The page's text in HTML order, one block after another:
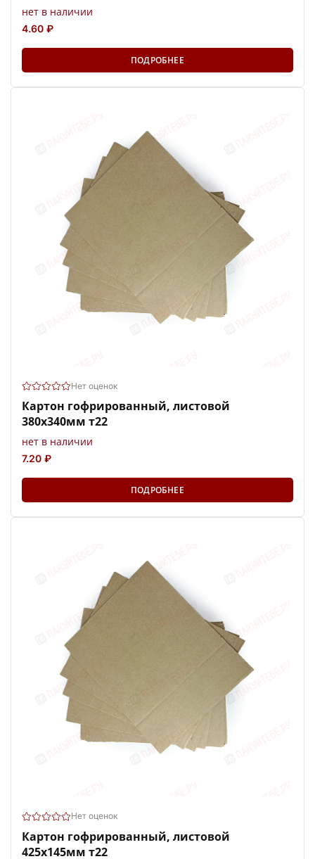
нет в наличии
4.60 ₽
ПОДРОБНЕЕ
Нет оценок
Картон гофрированный, листовой
380х340мм т22
нет в наличии
7.20 ₽
ПОДРОБНЕЕ
Нет оценок
Картон гофрированный, листовой
425х145мм т22